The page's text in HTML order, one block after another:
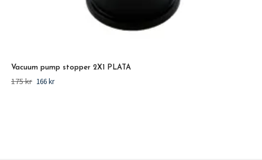
Vacuum pump stopper 2X1 PLATA
175 kr 166 kr